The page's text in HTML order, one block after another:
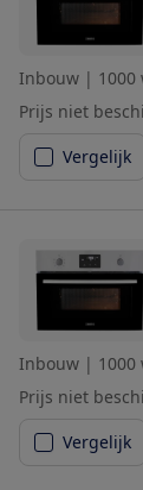
Inbouw | 1000
Prijs niet
Vergelijk
Inbouw | 1000
Prijs niet
Vergelijk